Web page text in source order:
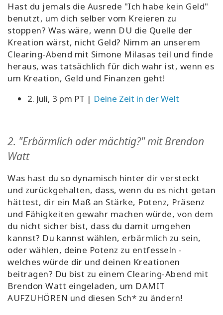
Hast du jemals die Ausrede "Ich habe kein Geld"
benutzt, um dich selber vom Kreieren zu
stoppen? Was wäre, wenn DU die Quelle der
Kreation wärst, nicht Geld? Nimm an unserem
Clearing-Abend mit Simone Milasas teil und finde
heraus, was tatsächlich für dich wahr ist, wenn es
um Kreation, Geld und Finanzen geht!
2. Juli, 3 pm PT | Deine Zeit in der Welt
2. "Erbärmlich oder mächtig?" mit Brendon
Watt
Was hast du so dynamisch hinter dir versteckt
und zurückgehalten, dass, wenn du es nicht getan
hättest, dir ein Maß an Stärke, Potenz, Präsenz
und Fähigkeiten gewahr machen würde, von dem
du nicht sicher bist, dass du damit umgehen
kannst? Du kannst wählen, erbärmlich zu sein,
oder wählen, deine Potenz zu entfesseln -
welches würde dir und deinen Kreationen
beitragen? Du bist zu einem Clearing-Abend mit
Brendon Watt eingeladen, um DAMIT
AUFZUHÖREN und diesen Sch* zu ändern!